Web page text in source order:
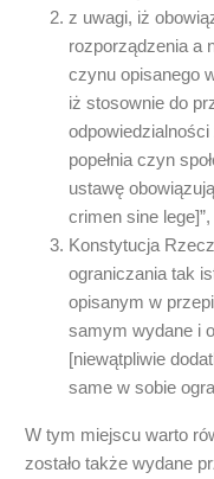
z uwagi, iż
rozporządzenia a
czynu opisanego
iż stosownie do
popełnia czyn
ustawę
crimen sine lege]”,
Konstytucja
ograniczania tak
opisanym w
samym wydane i
[niewątpliwie
same w sobie
W tym miejscu warto
zostało także wydane